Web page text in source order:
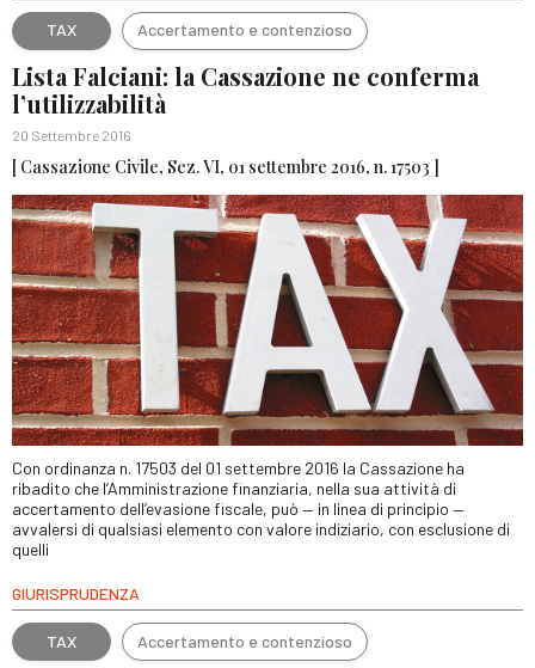
TAX Accertamento e contenzioso
Lista Falciani: la Cassazione ne conferma
l’utilizzabilità
20 Settembre 2016
[ Cassazione Civile, Sez. VI, 01 settembre 2016, n. 17503 ]
Con ordinanza n. 17503 del 01 settembre 2016 la Cassazione ha
ribadito che l’Amministrazione finanziaria, nella sua attività di
accertamento dell’evasione fiscale, può — in linea di principio —
avvalersi di qualsiasi elemento con valore indiziario, con esclusione di
quelli
GIURISPRUDENZA
TAX Accertamento e contenzioso